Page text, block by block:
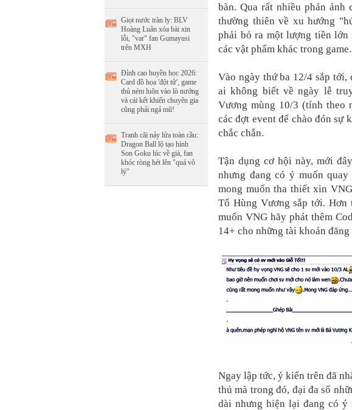
Giọt nước tràn ly: BLV
Hoàng Luân xóa bài xin
lỗi, "var" fan Gumayusi
trên MXH
Đỉnh cao huyền học 2026:
Card đồ họa 'đột tử', game
thủ ném luôn vào lò nướng
và cái kết khiến chuyên gia
cũng phải ngả mũ!
Tranh cãi nảy lửa toàn cầu:
Dragon Ball lộ tạo hình
Son Goku lúc về già, fan
khóc ròng hét lên "quá vô
lý"
bàn. Qua rất nhiều phản
thường thiên về xu hướng
phải bỏ ra một lượng tiền
các vật phẩm khác trong game.
Vào ngày thứ ba 12/4 sắp
ai không biết về ngày lễ
Vương mùng 10/3 (tính theo
các đợt event để chào đón sự
chắc chắn.
Tận dụng cơ hội này, mới
nhưng đang có ý muốn
mong muốn tha thiết xin
Tổ Hùng Vương sắp tới.
muốn VNG hãy phát thêm
14+ cho những tài khoản
Ngay lập tức, ý kiến trên đã
thủ mà trong đó, đại đa số
dài nhưng hiện lại đang có